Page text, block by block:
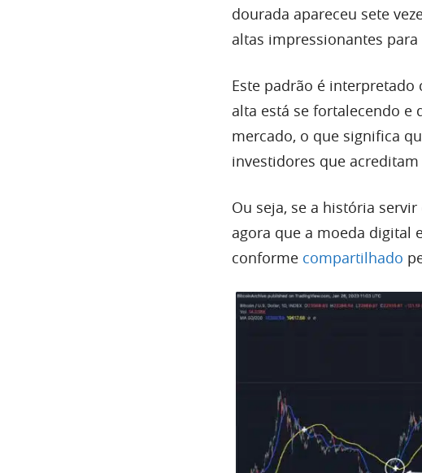
dourada apareceu sete
altas impressionantes
Este padrão é
alta está se fortalecendo e
mercado, o que significa
investidores que
Ou seja, se a história
agora que a moeda digital
conforme compartilhado